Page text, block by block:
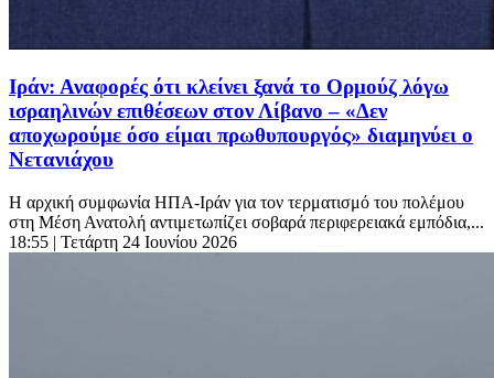
Ιράν: Αναφορές ότι κλείνει ξανά το Ορμούζ λόγω
ισραηλινών επιθέσεων στον Λίβανο – «Δεν
αποχωρούμε όσο είμαι πρωθυπουργός» διαμηνύει ο
Νετανιάχου
Η αρχική συμφωνία ΗΠΑ-Ιράν για τον τερματισμό του πολέμου
στη Μέση Ανατολή αντιμετωπίζει σοβαρά περιφερειακά εμπόδια,...
18:55 | Τετάρτη 24 Ιουνίου 2026